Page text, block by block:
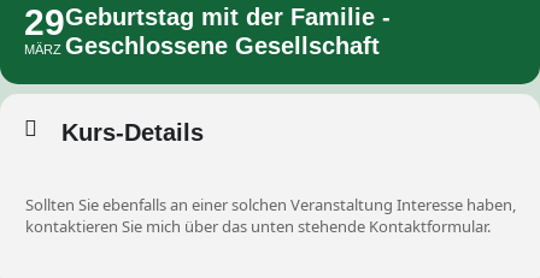
29
MÄRZ
Geburtstag mit der Familie -
Geschlossene Gesellschaft
Kurs-Details
Sollten Sie ebenfalls an einer solchen Veranstaltung Interesse haben,
kontaktieren Sie mich über das unten stehende Kontaktformular.